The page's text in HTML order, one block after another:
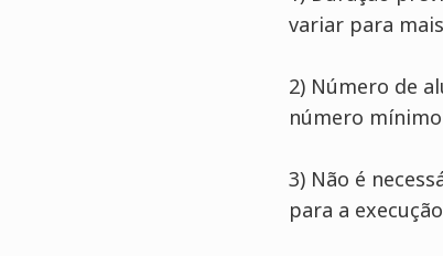
variar para
2) Número de
número
3) Não é
para a